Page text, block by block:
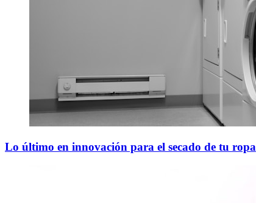
Lo último en innovación para el secado de tu ropa